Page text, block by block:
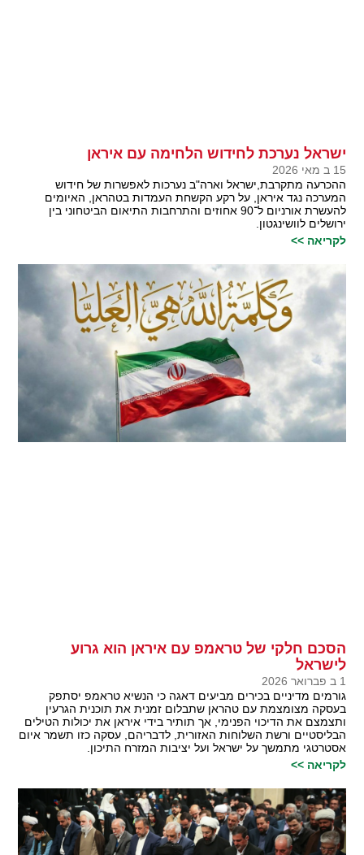
ישראל נערכת לחידוש הלחימה עם איראן
15 ב מאי 2026
ההכרעה מתקרבת,ישראל וארה"ב נערכות לאפשרות של חידוש
המערכה נגד איראן, על רקע הקשחת העמדות בטהראן, האיומים
להעשרת אורניום ל־90 אחוזים והתרחבות התיאום הביטחוני בין
ירושלים לוושינגטון.
לקריאה >>
הסכם חלקי של טראמפ עם איראן הוא גרוע
לישראל
1 ב פברואר 2026
גורמים מדיניים בכירים מביעים דאגה כי הנשיא טראמפ יסתפק
בעסקה מצומצמת עם טהראן שתבלום זמנית את תוכנית הגרעין
ותצמצם את הדיכוי הפנימי, אך תותיר בידי איראן את יכולות הטילים
הבליסטיים ורשת השלוחות האזורית, לדבריהם, עסקה כזו תשמר איום
אסטרטגי מתמשך על ישראל ועל יציבות המזרח התיכון.
לקריאה >>